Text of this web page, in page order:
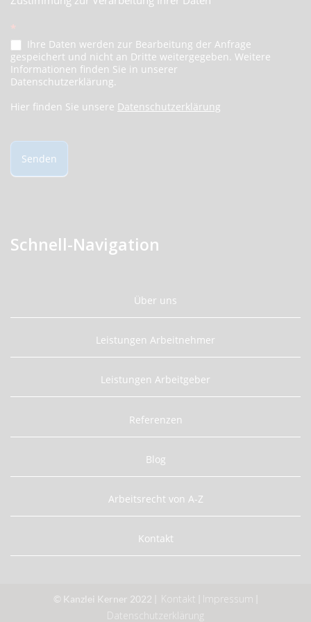
*
Ihre Daten werden zur Bearbeitung der Anfrage
gespeichert und nicht an Dritte weitergegeben. Weitere
Informationen finden Sie in unserer
Datenschutzerklärung.
Hier finden Sie unsere Datenschutzerklärung
Senden
Schnell-Navigation
Über uns
Leistungen Arbeitnehmer
Leistungen Arbeitgeber
Referenzen
Blog
Arbeitsrecht von A-Z
Kontakt
© Kanzlei Kerner 2022 | Kontakt Impressum
Datenschutzerklärung